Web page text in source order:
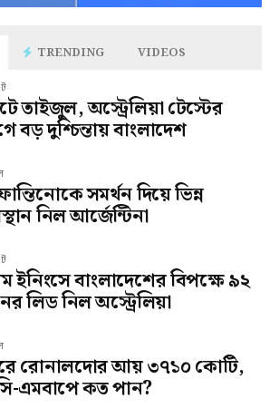
TRENDING VIDEOS
তাইজুল, অস্ট্রেলিয়া টেস্টের
বড় দুশ্চিন্তায় বাংলাদেশ
সমর্থন দিয়ে ভিন্ন
নিল আর্জেন্টিনা
ইনিংসে বাংলাদেশের বিপক্ষে ৯২
লিড নিল অস্ট্রেলিয়া
রোনালদোর আয় ৩৭১০ কোটি,
এমবাপে কত পান?